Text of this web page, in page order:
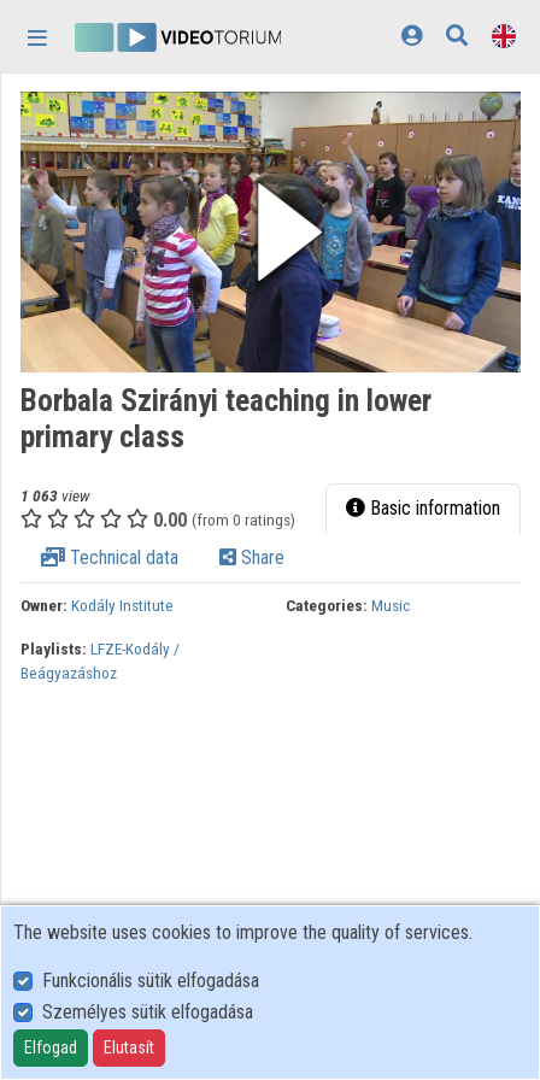
Home
Log In
Discovery
Categories
Playlists
Organizations
Contributors
Borbala Szirányi teaching in lower
primary class
1 063 view
0.00 (from 0 ratings) Basic information
Technical data Share
Owner: Kodály Institute Categories: Music
Playlists: LFZE-Kodály /
Beágyazáshoz
User Policy
Adatkezelési tájékoztató (en)
Cookie Policy
The website uses cookies to improve the quality of services.
Funkcionális sütik elfogadása
Személyes sütik elfogadása
Elfogad Elutasít